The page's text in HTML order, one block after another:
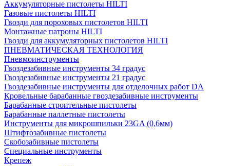
Аккумуляторные пистолеты HILTI
Газовые пистолеты HILTI
Гвозди для пороховых пистолетов HILTI
Монтажные патроны HILTI
Гвозди для аккумуляторных пистолетов HILTI
ПНЕВМАТИЧЕСКАЯ ТЕХНОЛОГИЯ
Пневмоинструменты
Гвоздезабивные инструменты 34 градус
Гвоздезабивные инструменты 21 градус
Гвоздезабивные инструменты для отделочных работ DA
Кровельные барабанные гвоздезабивные инструменты
Барабанные строительные пистолеты
Барабанные паллетные пистолеты
Инструменты для микрошпильки 23GA (0,6мм)
Штифтозабивные пистолеты
Скобозабивные пистолеты
Специальные инструменты
Крепеж